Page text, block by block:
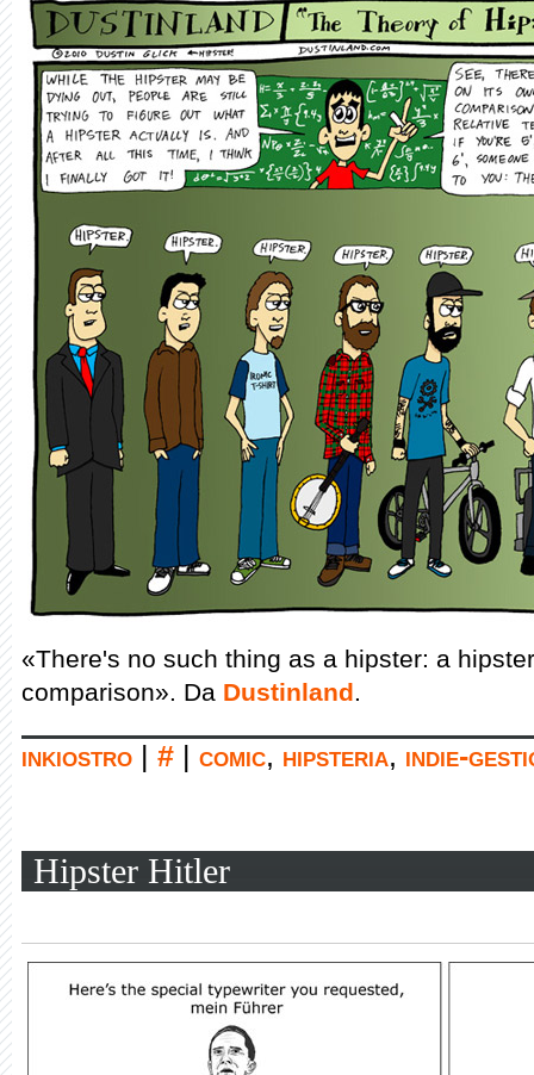
«There's no such thing as a hipster: a
comparison». Da Dustinland.
inkiostro # comic, hipsteria, indie-
Hipster Hitler